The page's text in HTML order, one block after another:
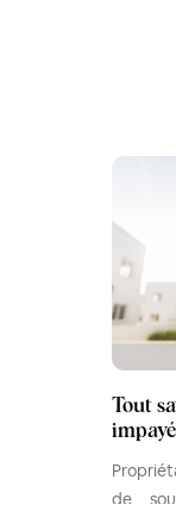
Tout
de